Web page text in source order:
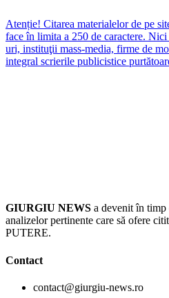
Atenție! Citarea materialelor de pe
face în limita a 250 de caractere.
uri, instituţii mass-media, firme de
integral scrierile publicistice
GIURGIU NEWS a devenit în
analizelor pertinente care să ofere
PUTERE.
Contact
contact@giurgiu-news.ro